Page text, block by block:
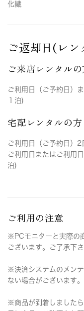
化繊
ご返却日(レ
ご来店レンタルの
ご利用日（ご予約日）
１泊)
宅配レンタルの方
ご利用日（ご予約日）2
ご利用日またはご利用
泊)
ご利用の注意
※PCモニターと実際の
ございます。ご了承下さ
※決済システムのメン
ない場合がございます。
※商品が到着しました